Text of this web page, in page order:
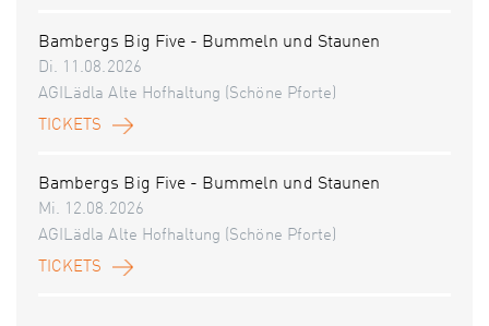
Bambergs Big Five - Bummeln und Staunen
Di. 11.08.2026
AGILädla Alte Hofhaltung (Schöne Pforte)
TICKETS
Bambergs Big Five - Bummeln und Staunen
Mi. 12.08.2026
AGILädla Alte Hofhaltung (Schöne Pforte)
TICKETS